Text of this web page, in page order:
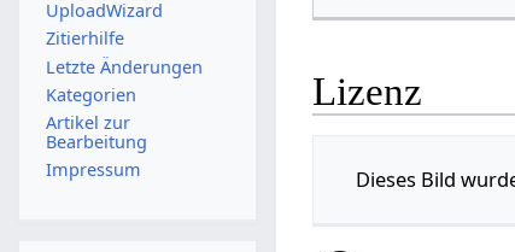
Lizenz
Dieses Bild
UploadWizard
Zitierhilfe
Letzte Änderungen
Kategorien
Artikel zur
Bearbeitung
Impressum